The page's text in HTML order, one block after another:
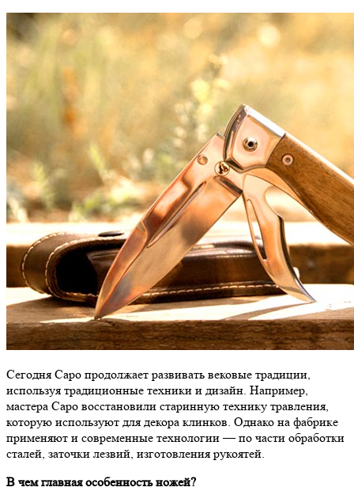
Сегодня Саро продолжает развивать вековые традиции,
используя традиционные техники и дизайн. Например,
мастера Саро восстановили старинную технику травления,
которую используют для декора клинков. Однако на фабрике
применяют и современные технологии — по части обработки
сталей, заточки лезвий, изготовления рукоятей.
В чем главная особенность ножей?